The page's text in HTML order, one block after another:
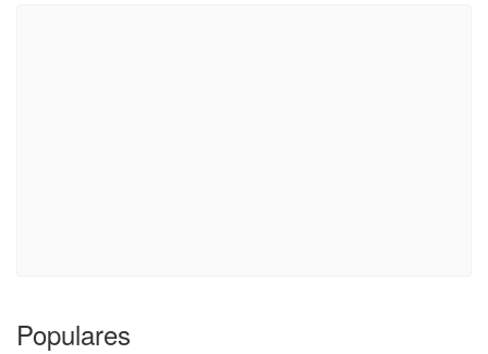
Populares